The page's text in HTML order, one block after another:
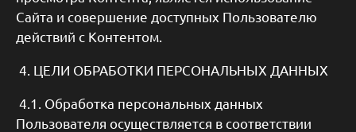
Сайта и совершение доступных Пользователю
действий с Контентом.
4. ЦЕЛИ ОБРАБОТКИ ПЕРСОНАЛЬНЫХ ДАННЫХ
4.1. Обработка персональных данных
Пользователя осуществляется в соответствии